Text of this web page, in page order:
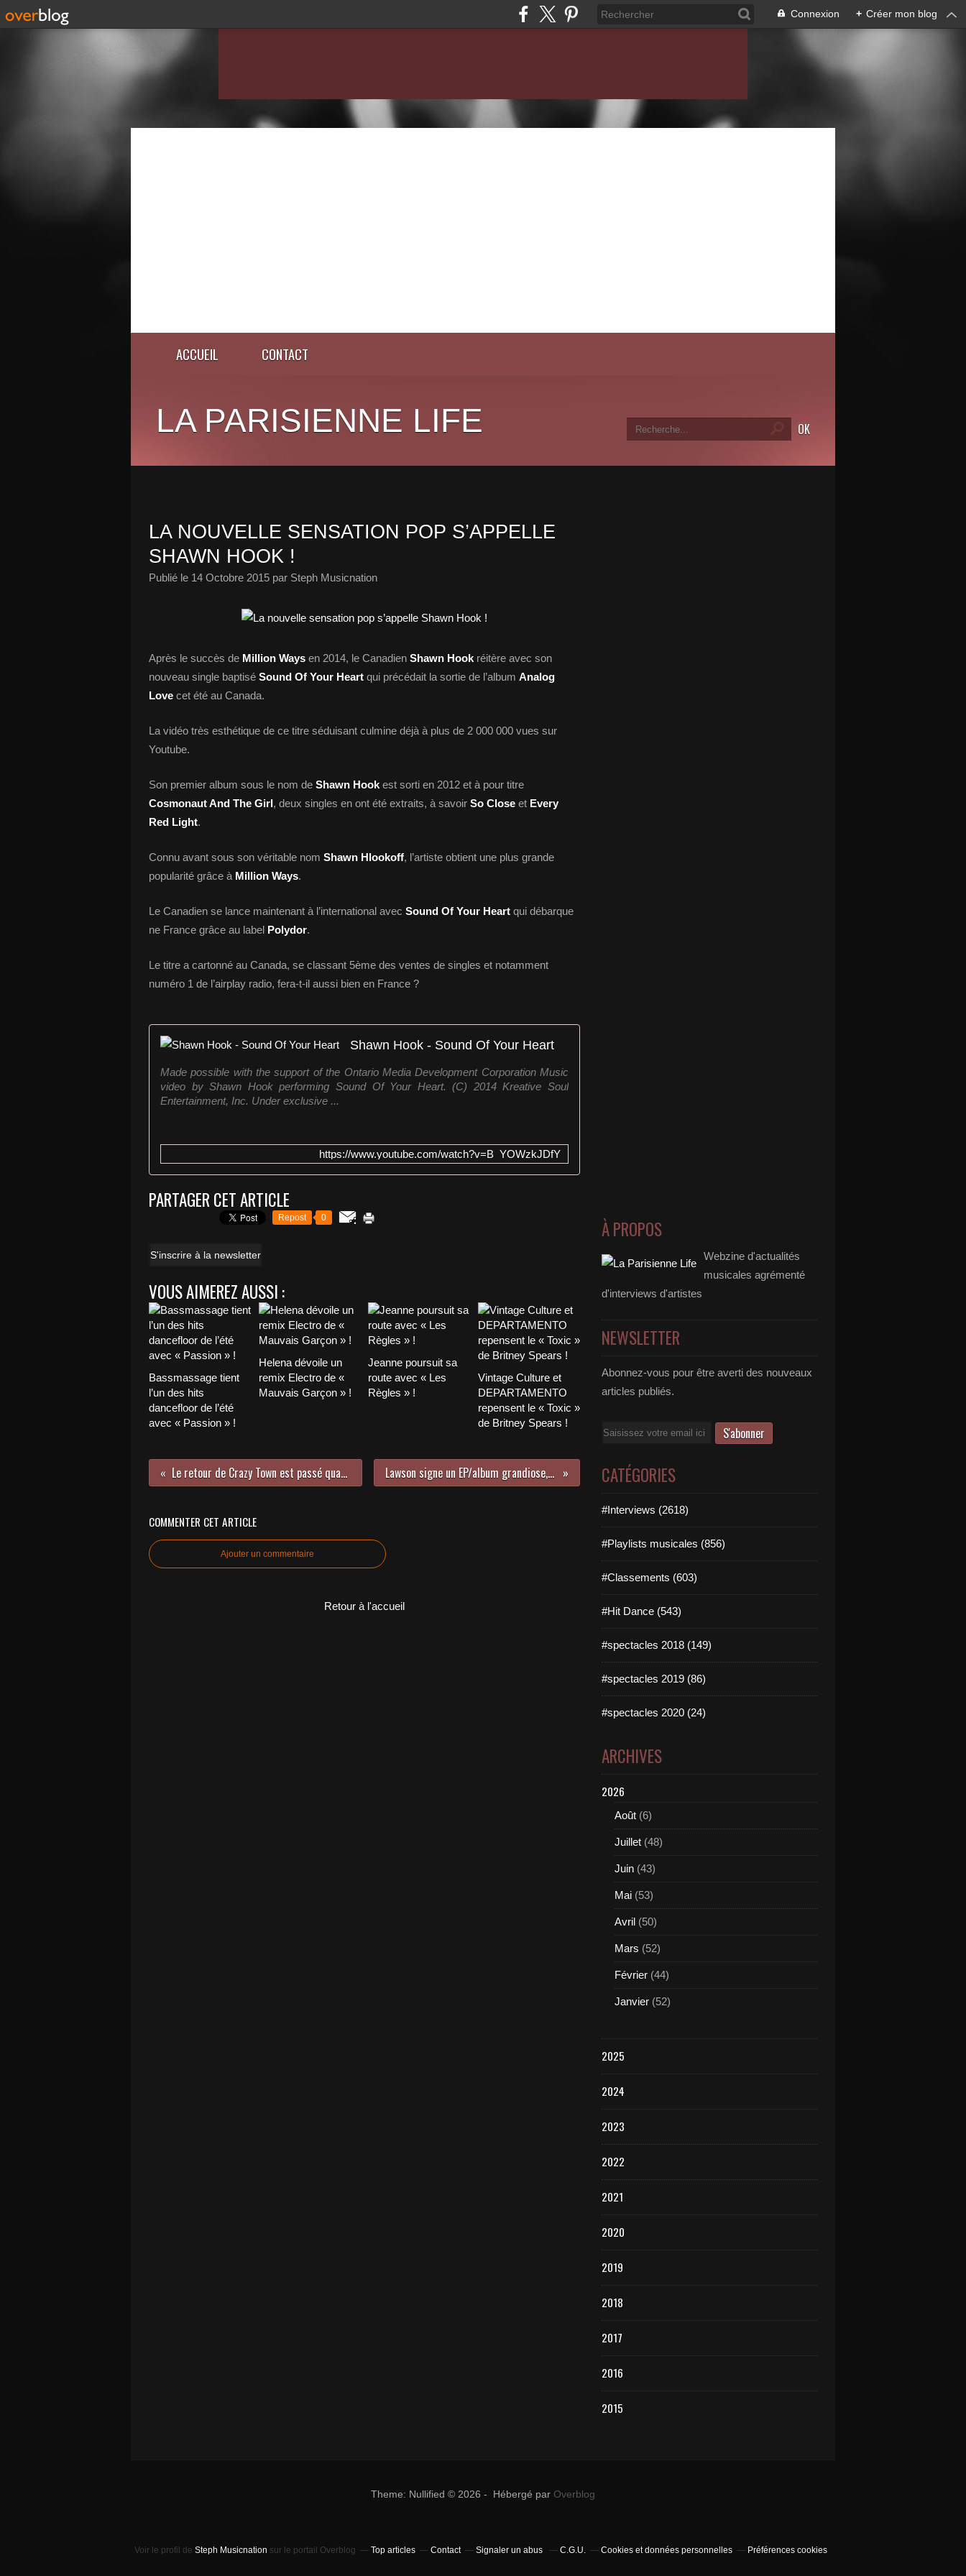
Connexion + Créer mon blog
ACCUEIL CONTACT
LA PARISIENNE LIFE
LA NOUVELLE SENSATION POP S’APPELLE
SHAWN HOOK !
Publié le 14 Octobre 2015 par Steph Musicnation
Après le succès de Million Ways en 2014, le Canadien Shawn Hook réitère avec son
nouveau single baptisé Sound Of Your Heart qui précédait la sortie de l’album Analog
Love cet été au Canada.
La vidéo très esthétique de ce titre séduisant culmine déjà à plus de 2 000 000 vues sur
Youtube.
Son premier album sous le nom de Shawn Hook est sorti en 2012 et à pour titre
Cosmonaut And The Girl, deux singles en ont été extraits, à savoir So Close et Every
Red Light.
Connu avant sous son véritable nom Shawn Hlookoff, l’artiste obtient une plus grande
popularité grâce à Million Ways.
Le Canadien se lance maintenant à l’international avec Sound Of Your Heart qui débarque
ne France grâce au label Polydor.
Le titre a cartonné au Canada, se classant 5ème des ventes de singles et notamment
numéro 1 de l’airplay radio, fera-t-il aussi bien en France ?
Shawn Hook - Sound Of Your Heart
Made possible with the support of the Ontario Media Development Corporation Music
video by Shawn Hook performing Sound Of Your Heart. (C) 2014 Kreative Soul
Entertainment, Inc. Under exclusive ...
https://www.youtube.com/watch?v=B_YOWzkJDfY
PARTAGER CET ARTICLE
Repost 0
S'inscrire à la newsletter
VOUS AIMEREZ AUSSI :
Bassmassage tient
l’un des hits
dancefloor de l’été
avec « Passion » !
Helena dévoile un
remix Electro de «
Mauvais Garçon » !
Jeanne poursuit sa
route avec « Les
Règles » !
Vintage Culture et
DEPARTAMENTO
repensent le « Toxic »
de Britney Spears !
Le retour de Crazy Town est passé quasiment inaperçu et pourtant… Lawson signe un EP/album grandiose, attention tubes à l’horizon !
COMMENTER CET ARTICLE
Ajouter un commentaire
Retour à l'accueil
À PROPOS
Webzine d'actualités
musicales agrémenté
d'interviews d'artistes
NEWSLETTER
Abonnez-vous pour être averti des nouveaux
articles publiés.
Email
CATÉGORIES
#Interviews (2618)
#Playlists musicales (856)
#Classements (603)
#Hit Dance (543)
#spectacles 2018 (149)
#spectacles 2019 (86)
#spectacles 2020 (24)
ARCHIVES
2026
Août (6)
Juillet (48)
Juin (43)
Mai (53)
Avril (50)
Mars (52)
Février (44)
Janvier (52)
2025
2024
2023
2022
2021
2020
2019
2018
2017
2016
2015
Theme: Nullified © 2026 - Hébergé par Overblog
Voir le profil de Steph Musicnation sur le portail Overblog Top articles Contact Signaler un abus C.G.U. Cookies et données personnelles Préférences cookies